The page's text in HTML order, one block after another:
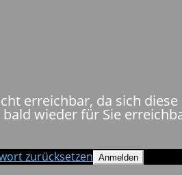
erreichbar, da sich
wieder für Sie
zurücksetzen